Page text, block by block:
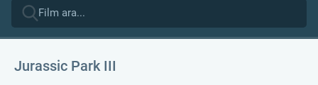
Jurassic Park III